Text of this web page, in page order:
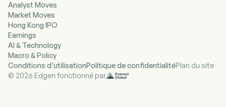
annexes - Higher Standards, et sa marque
d'emballages résistants aux enfants - Pollen
Gear. L'entreprise commercialise des
vaporisateurs, des emballages et autres
produits annexes aux États-Unis, au Canada, en
Europe et en Amérique latine. Ses marques
tierces incluent Storz and Bickel, Grenco
Science, PAX et Cookies.
Analyst Moves
Market Moves
Hong Kong IPO
Earnings
AI & Technology
Macro & Policy
Conditions d’utilisationPolitique de confidentialitéPlan du site
© 2026 Edgen fonctionné par